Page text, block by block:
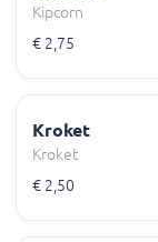
Kipcorn
€ 2,75
Kroket
Kroket
€ 2,50